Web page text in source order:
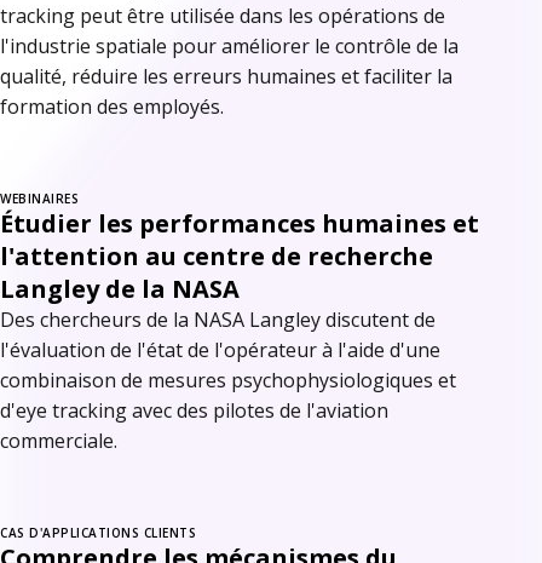
tracking peut être utilisée dans les opérations de
l'industrie spatiale pour améliorer le contrôle de la
qualité, réduire les erreurs humaines et faciliter la
formation des employés.
WEBINAIRES
Étudier les performances humaines et
l'attention au centre de recherche
Langley de la NASA
Des chercheurs de la NASA Langley discutent de
l'évaluation de l'état de l'opérateur à l'aide d'une
combinaison de mesures psychophysiologiques et
d'eye tracking avec des pilotes de l'aviation
commerciale.
CAS D'APPLICATIONS CLIENTS